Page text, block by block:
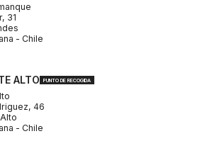
31
- Chile
ALTO PUNTO DE RECOGIDA
46
- Chile